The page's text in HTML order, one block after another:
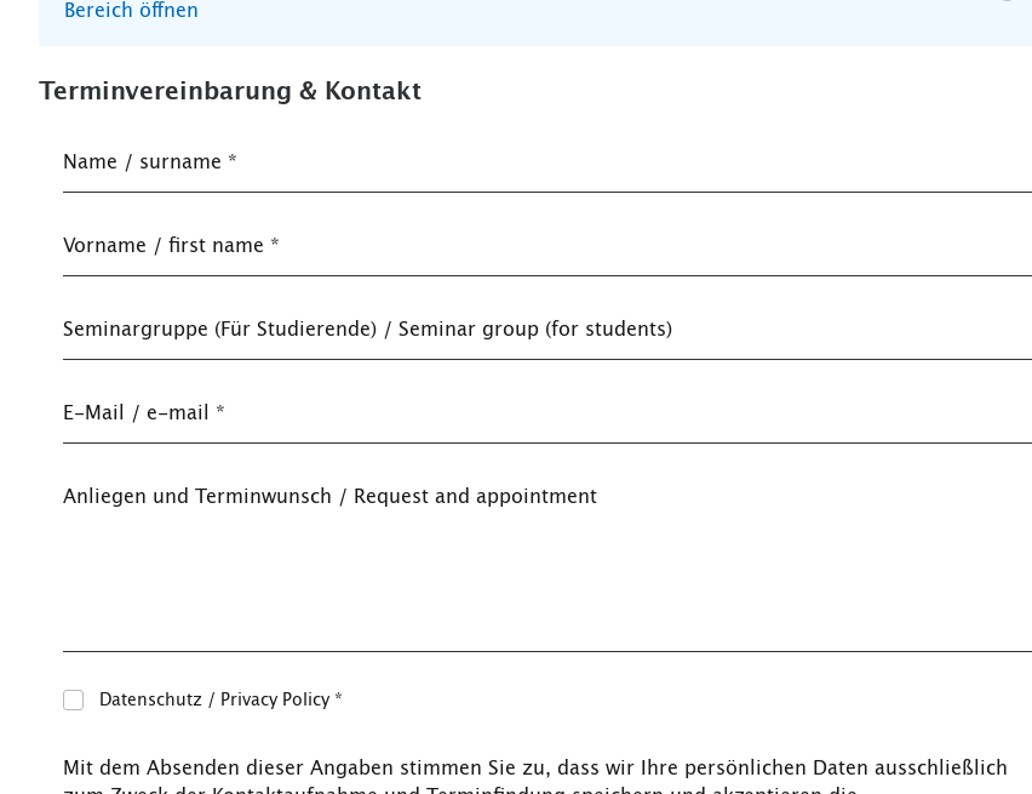
Bereich öffnen
Terminvereinbarung & Kontakt
Name / surname *
Vorname / first name *
Seminargruppe (Für Studierende) / Seminar group (for students)
E-Mail / e-mail *
Anliegen und Terminwunsch / Request and appointment
Datenschutz / Privacy Policy *
Mit dem Absenden dieser Angaben stimmen Sie zu, dass wir Ihre persönlichen Daten ausschließlich